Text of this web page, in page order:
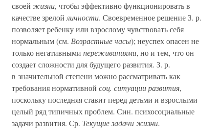
своей жизни, чтобы эффективно функционировать в
качестве зрелой личности. Своевременное решение З. р.
позволяет ребенку или взрослому чувствовать себя
нормальным (см. Возрастные часы); неуспех опасен не
только негативными переживаниями, но и тем, что он
создает сложности для будущего развития. З. р.
в значительной степени можно рассматривать как
требования нормативной соц. ситуации развития,
поскольку последняя ставит перед детьми и взрослыми
целый ряд типичных проблем. Син. психосоциальные
задачи развития. Ср. Текущие задачи жизни.